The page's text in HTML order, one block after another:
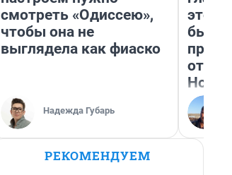
смотреть «Одиссею»,
чтобы она не
выглядела как фиаско
Надежда Губарь
этого
бьет
РЕКОМЕНДУЕМ